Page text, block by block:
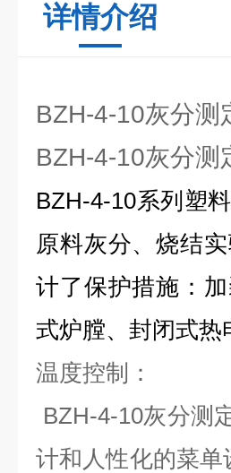
详情介绍
BZH-4-10灰分测
BZH-4-10灰分测
BZH-4-10系列塑
原料灰分、烧结
计了保护措施：
式炉膛、封闭式
温度控制：
BZH-4-10灰分测
计和人性化的菜